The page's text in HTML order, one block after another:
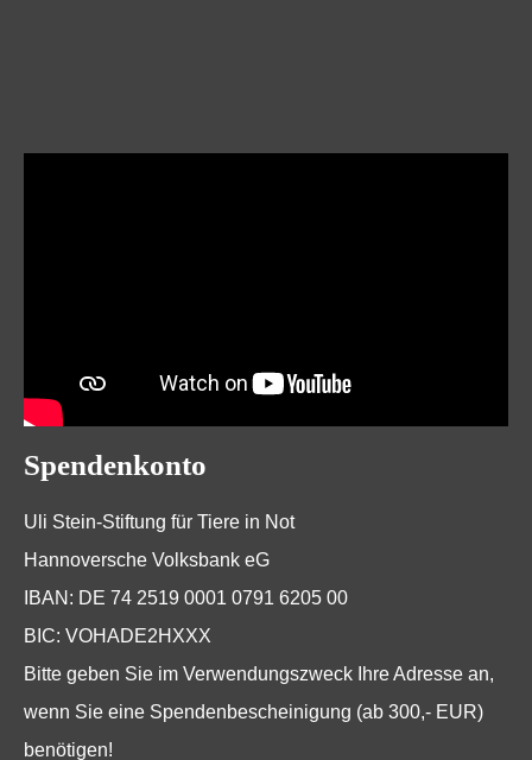
Spendenkonto
Uli Stein-Stiftung für Tiere in Not
Hannoversche Volksbank eG
IBAN: DE 74 2519 0001 0791 6205 00
BIC: VOHADE2HXXX
Bitte geben Sie im Verwendungszweck Ihre Adresse an,
wenn Sie eine Spendenbescheinigung (ab 300,- EUR)
benötigen!